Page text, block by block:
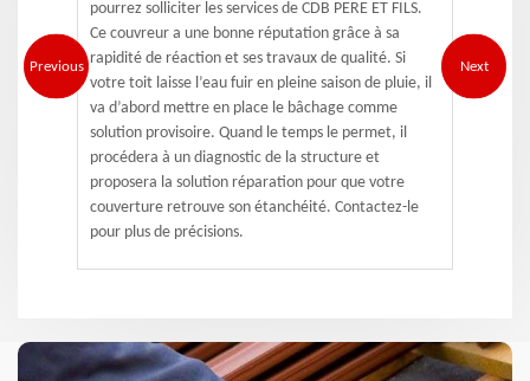
Previous
pourrez solliciter les services de CDB PERE ET FILS.
Ce couvreur a une bonne réputation grâce à sa
rapidité de réaction et ses travaux de qualité. Si
votre toit laisse l’eau fuir en pleine saison de pluie, il
va d’abord mettre en place le bâchage comme
solution provisoire. Quand le temps le permet, il
procédera à un diagnostic de la structure et
proposera la solution réparation pour que votre
couverture retrouve son étanchéité. Contactez-le
pour plus de précisions.
Next